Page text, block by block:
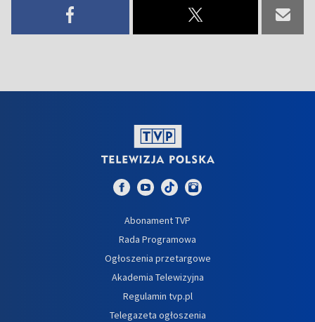
Abonament TVP
Rada Programowa
Ogłoszenia przetargowe
Akademia Telewizyjna
Regulamin tvp.pl
Telegazeta ogłoszenia